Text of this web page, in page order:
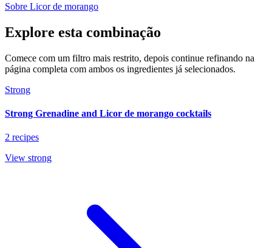
Sobre Licor de morango
Explore esta combinação
Comece com um filtro mais restrito, depois continue refinando na
página completa com ambos os ingredientes já selecionados.
Strong
Strong Grenadine and Licor de morango cocktails
2 recipes
View strong